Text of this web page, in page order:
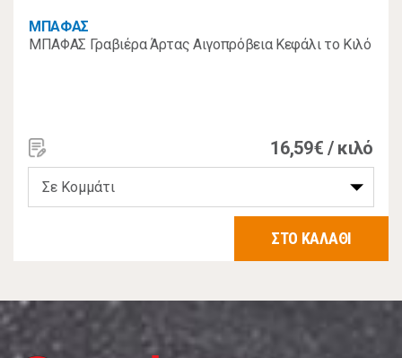
ΜΠΑΦΑΣ
ΜΠΑΦΑΣ Γραβιέρα Άρτας Αιγοπρόβεια Κεφάλι το Κιλό
16,59€ / κιλό
ΣΤΟ ΚΑΛΑΘΙ